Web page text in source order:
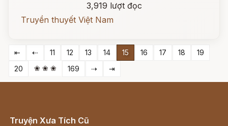
3,919 lượt đọc
Truyền thuyết Việt Nam
⇤ ⇠ 11 12 13 14 15 16 17 18
19
20
❀ ❀ ❀ 169 ⇢ ⇥
Truyện Xưa Tích Cũ